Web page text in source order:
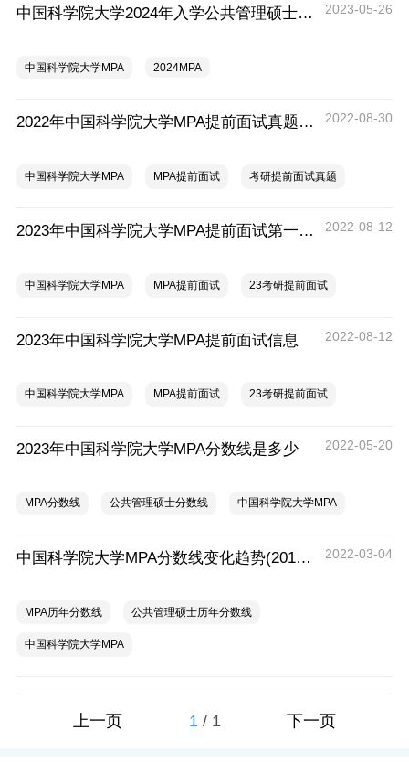
中国科学院大学2024年入学公共管理硕士（MPA）提前面试信息 2023-05-26
中国科学院大学MPA 2024MPA
2022年中国科学院大学MPA提前面试真题(网友回忆版) 2022-08-30
中国科学院大学MPA MPA提前面试 考研提前面试真题
2023年中国科学院大学MPA提前面试第一批规程与通知 2022-08-12
中国科学院大学MPA MPA提前面试 23考研提前面试
2023年中国科学院大学MPA提前面试信息 2022-08-12
中国科学院大学MPA MPA提前面试 23考研提前面试
2023年中国科学院大学MPA分数线是多少 2022-05-20
MPA分数线 公共管理硕士分数线 中国科学院大学MPA
中国科学院大学MPA分数线变化趋势(2018-2021) 2022-03-04
MPA历年分数线 公共管理硕士历年分数线
中国科学院大学MPA
上一页 1 / 1 下一页